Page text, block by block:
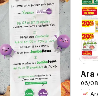
Ara
06/